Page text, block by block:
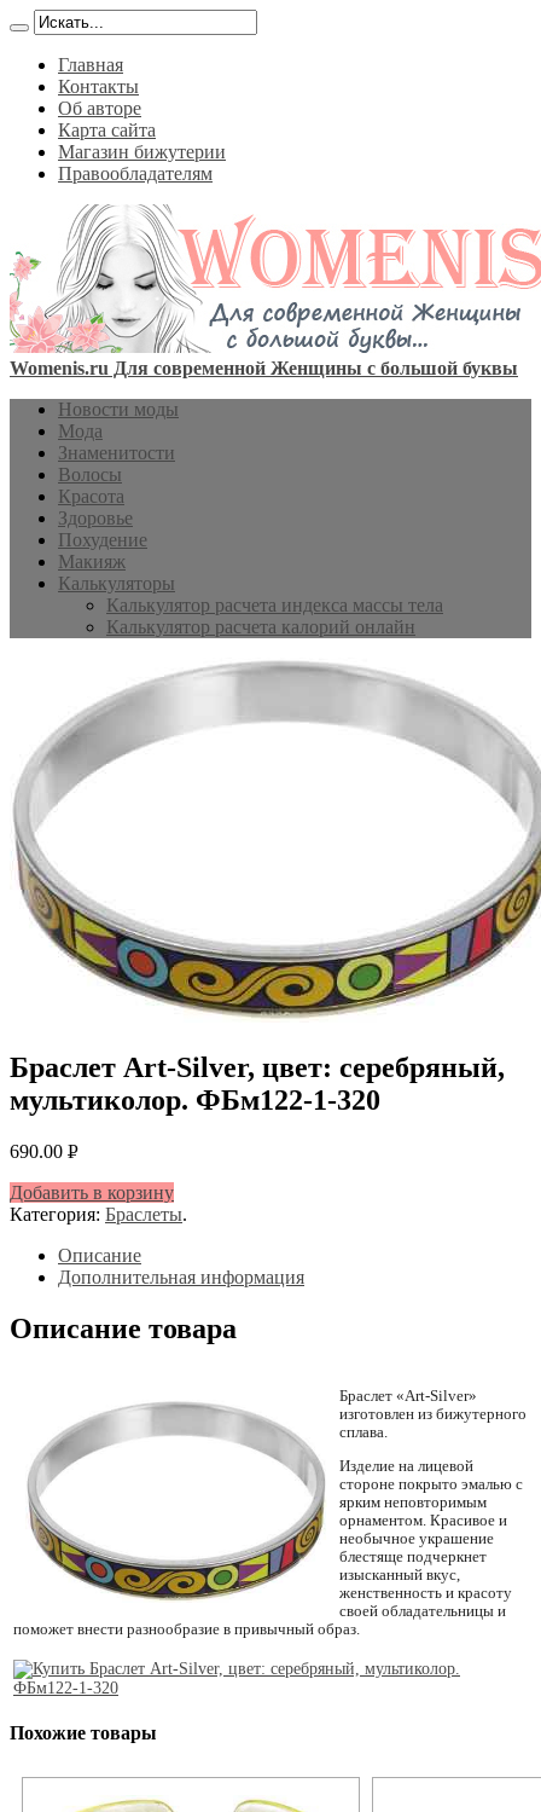
Главная
Контакты
Об авторе
Карта сайта
Магазин бижутерии
Правообладателям
Womenis.ru Для современной Женщины с большой буквы
Новости моды
Мода
Знаменитости
Волосы
Красота
Здоровье
Похудение
Макияж
Калькуляторы
Калькулятор расчета индекса массы тела
Калькулятор расчета калорий онлайн
Браслет Art-Silver, цвет: серебряный,
мультиколор. ФБм122-1-320
690.00 Р
Добавить в корзину
Категория: Браслеты.
Описание
Дополнительная информация
Описание товара
Браслет «Art-Silver»
изготовлен из бижутерного
сплава.
Изделие на лицевой
стороне покрыто эмалью с
ярким неповторимым
орнаментом. Красивое и
необычное украшение
блестяще подчеркнет
изысканный вкус,
женственность и красоту
своей обладательницы и
поможет внести разнообразие в привычный образ.
Похожие товары